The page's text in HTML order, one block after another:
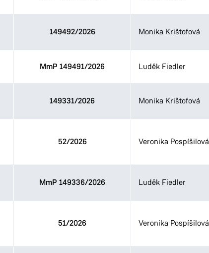
149492/2026 Monika Krištofová
MmP 149491/2026 Luděk Fiedler
149331/2026 Monika Krištofová
52/2026 Veronika Pospíšilová
MmP 149336/2026 Luděk Fiedler
51/2026 Veronika Pospíšilová